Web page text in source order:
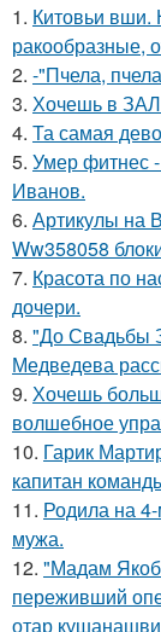
1. Китовьи вши.
ракообразные,
2. -"Пчела,
3. Хочешь в
4. Та самая
5. Умер фитнес
Иванов.
6. Артикулы на
Ww358058
7. Красота по
дочери.
8. "До Свадьбы
Медведева
9. Хочешь
волшебное
10. Гарик
капитан
11. Родила на
мужа.
12. "Мадам
переживший
отар